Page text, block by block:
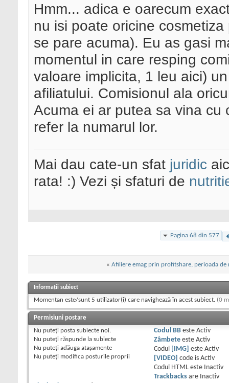
Hmm... adica e oarecum
nu isi poate oricine
se pare acuma). Eu as gasi
momentul in care resping
valoare implicita, 1 leu aici)
afiliatului. Comisionul ala
Acuma ei ar putea sa vina cu
refer la numarul lor.
Mai dau cate-un sfat juridic
rata! :) Vezi și sfaturi de
Pagina 68 din 577
« Afiliere emag prin profitshare, perioada
Informații subiect
Momentan este/sunt 5 utilizator(i) care navighează în acest subiect. (0
Permisiuni postare
Nu puteţi posta subiecte noi.
Nu puteţi răspunde la subiecte
Nu puteţi adăuga ataşamente
Nu puteţi modifica posturile proprii
Codul BBeste Activ
Zâmbeteeste Activ
Codul
[IMG] este Activ
[VIDEO] code is Activ
Codul HTML este
Inactiv
Trackbacksare
Inactiv